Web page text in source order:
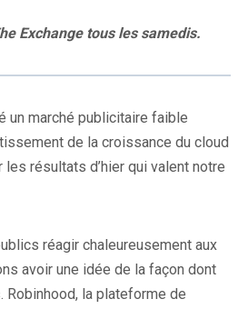
Exchange tous les samedis.
un marché publicitaire faible
de la croissance du cloud
résultats d’hier qui valent notre
réagir chaleureusement aux
avoir une idée de la façon dont
la plateforme de